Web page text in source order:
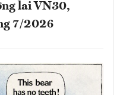
lai VN30,
7/2026